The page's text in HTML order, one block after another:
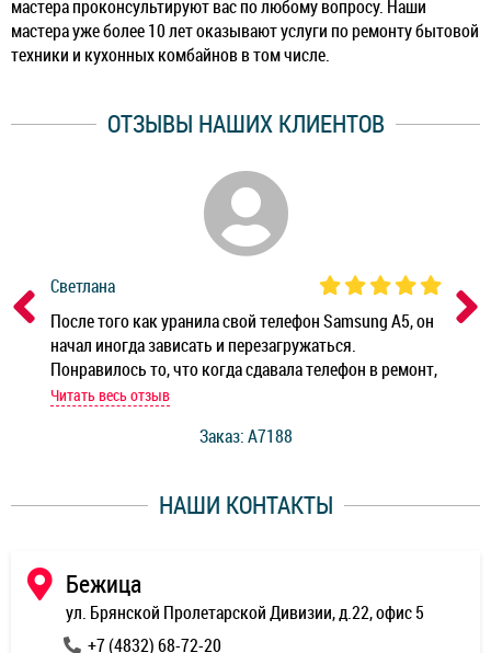
мастера проконсультируют вас по любому вопросу. Наши
мастера уже более 10 лет оказывают услуги по ремонту бытовой
техники и кухонных комбайнов в том числе.
ОТЗЫВЫ НАШИХ КЛИЕНТОВ
Светлана
После того как уранила свой телефон Samsung A5, он
начал иногда зависать и перезагружаться.
Понравилось то, что когда сдавала телефон в ремонт,
мастер при мне сделал быструю диагностику и сказал
работы и оперативность!
Читать весь отзыв
Заказ: A7188
НАШИ КОНТАКТЫ
Бежица
ул. Брянской Пролетарской Дивизии, д.22, офис 5
+7 (4832) 68-72-20